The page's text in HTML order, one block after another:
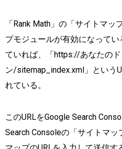
「Rank Math」の「サイトマ
プモジュールが有効になって
ていれば、「https://あなたのド
ン/sitemap_index.xml」という
れている。
このURLをGoogle Search
Search Consoleの「サイトマ